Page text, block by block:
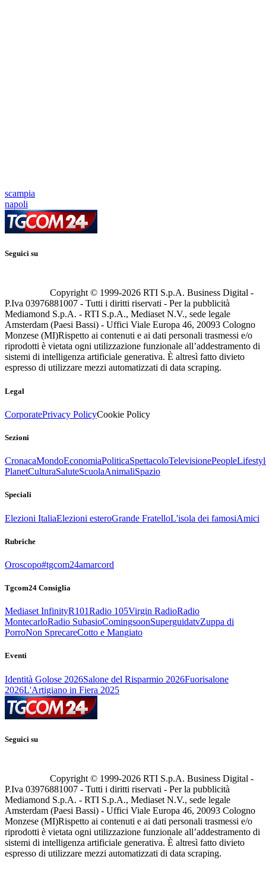
scampia
napoli
Seguici su
Copyright © 1999-2026 RTI S.p.A. Business Digital -
P.Iva 03976881007 - Tutti i diritti riservati - Per la pubblicità
Mediamond S.p.A. - RTI S.p.A., Mediaset N.V., sede legale
Amsterdam (Paesi Bassi) - Uffici Viale Europa 46, 20093 Cologno
Monzese (MI)Rispetto ai contenuti e ai dati personali trasmessi e/o
riprodotti è vietata ogni utilizzazione funzionale all’addestramento di
sistemi di intelligenza artificiale generativa. È altresì fatto divieto
espresso di utilizzare mezzi automatizzati di data scraping.
Legal
CorporatePrivacy PolicyCookie Policy
Sezioni
CronacaMondoEconomiaPoliticaSpettacoloTelevisionePeople
PlanetCulturaSaluteScuolaAnimaliSpazio
Speciali
Elezioni ItaliaElezioni esteroGrande FratelloL'isola dei famosiAmici
Rubriche
Oroscopo#tgcom24amarcord
Tgcom24 Consiglia
Mediaset InfinityR101Radio 105Virgin RadioRadio
MontecarloRadio SubasioComingsoonSuperguidatvZuppa di
PorroNon SprecareCotto e Mangiato
Eventi
Identità Golose 2026Salone del Risparmio 2026Fuorisalone
2026L'Artigiano in Fiera 2025
Seguici su
Copyright © 1999-2026 RTI S.p.A. Business Digital -
P.Iva 03976881007 - Tutti i diritti riservati - Per la pubblicità
Mediamond S.p.A. - RTI S.p.A., Mediaset N.V., sede legale
Amsterdam (Paesi Bassi) - Uffici Viale Europa 46, 20093 Cologno
Monzese (MI)Rispetto ai contenuti e ai dati personali trasmessi e/o
riprodotti è vietata ogni utilizzazione funzionale all’addestramento di
sistemi di intelligenza artificiale generativa. È altresì fatto divieto
espresso di utilizzare mezzi automatizzati di data scraping.